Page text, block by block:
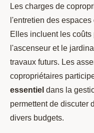
Les charges de
l'entretien des
Elles incluent les
l'ascenseur et le
travaux futurs. Les
copropriétaires
essentiel dans la
permettent de discuter
divers budgets.